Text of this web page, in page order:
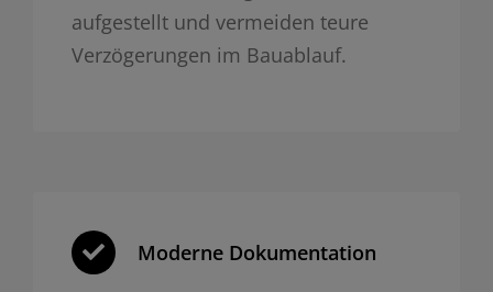
aufgestellt und vermeiden teure
Verzögerungen im Bauablauf.
Moderne Dokumentation